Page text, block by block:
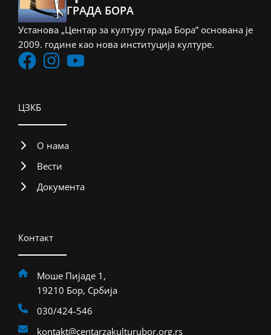
ГРАДА БОРА
Установа „Центар за културу града Бора” основана је
2009. године као нова институција културе.
ЦЗКБ
О нама
Вести
Документа
Контакт
Моше Пијаде 1,
19210 Бор, Србија
030/424-546
kontakt@centarzakulturubor.org.rs